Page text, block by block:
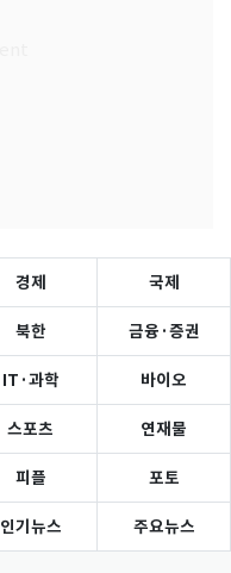
경제 국제
북한 금융·증권
IT·과학 바이오
스포츠 연재물
피플 포토
인기뉴스 주요뉴스